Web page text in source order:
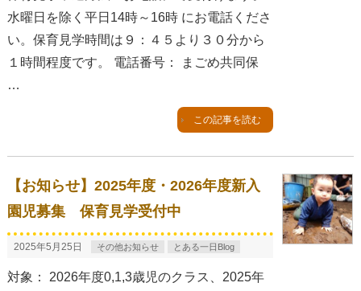
水曜日を除く平日14時～16時 にお電話くださ
い。保育見学時間は９：４５より３０分から
１時間程度です。 電話番号： まごめ共同保
…
この記事を読む
【お知らせ】2025年度・2026年度新入
園児募集 保育見学受付中
2025年5月25日 その他お知らせ とある一日Blog
対象： 2026年度0,1,3歳児のクラス、2025年